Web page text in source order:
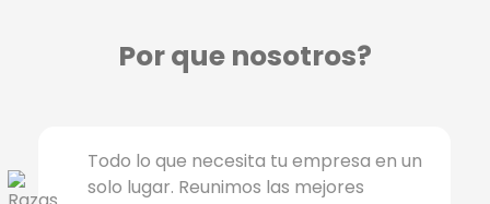
Por que nosotros?
Todo lo que necesita tu empresa en un
solo lugar. Reunimos las mejores